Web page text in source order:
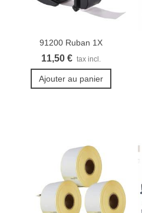
91200 Ruban 1X
compatible pour...
11,50 € tax incl.
Ajouter au panier